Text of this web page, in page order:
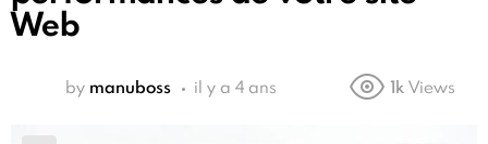
Web
by manuboss il y a 4 ans 1k Views